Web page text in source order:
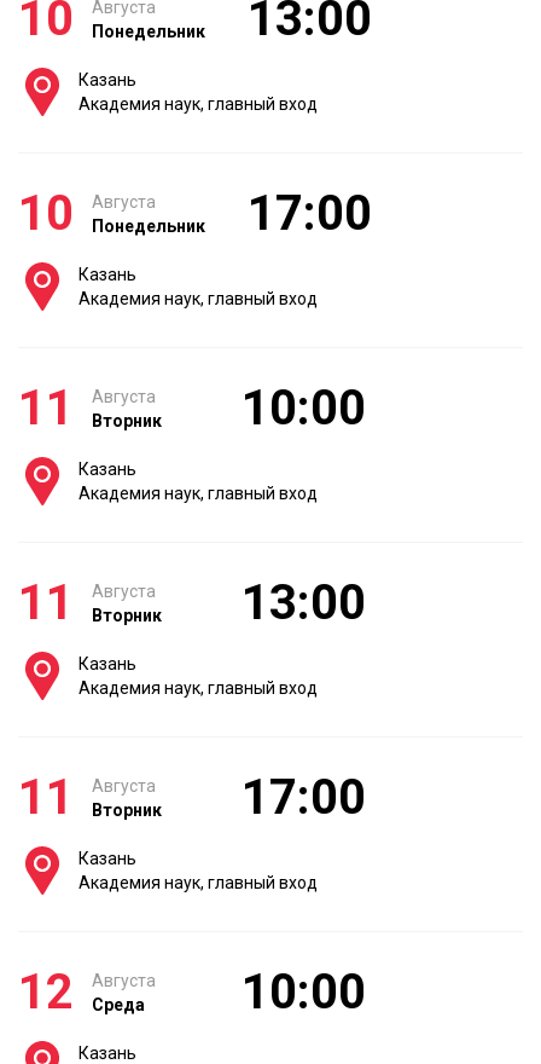
10
Августа
Понедельник
13:00
Казань
Академия наук, главный вход
10
Августа
Понедельник
17:00
Казань
Академия наук, главный вход
11
Августа
Вторник
10:00
Казань
Академия наук, главный вход
11
Августа
Вторник
13:00
Казань
Академия наук, главный вход
11
Августа
Вторник
17:00
Казань
Академия наук, главный вход
12
Августа
Среда
10:00
Казань